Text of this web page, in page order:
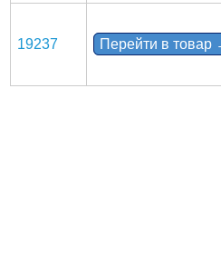
19237 Перейти в товар